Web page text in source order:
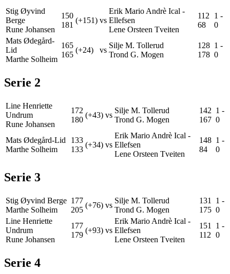
Stig Øyvind
Berge
Rune Johansen
150
181
(+151) vs
Erik Mario Andrè Ical -
Ellefsen
Lene Orsteen Tveiten
112
68
1 -
0
Mats Ødegård-
Lid
Marthe Solheim
165
165
(+24) vs
Silje M. Tollerud
Trond G. Mogen
128
178
1 -
0
Serie 2
Line Henriette
Undrum
Rune Johansen
172
180
(+43) vs
Silje M. Tollerud
Trond G. Mogen
142
167
1 -
0
Mats Ødegård-Lid
Marthe Solheim
133
133
(+34) vs
Erik Mario Andrè Ical -
Ellefsen
Lene Orsteen Tveiten
148
84
1 -
0
Serie 3
Stig Øyvind Berge
Marthe Solheim
177
205
(+76) vs
Silje M. Tollerud
Trond G. Mogen
131
175
1 -
0
Line Henriette
Undrum
Rune Johansen
177
179
(+93) vs
Erik Mario Andrè Ical -
Ellefsen
Lene Orsteen Tveiten
151
112
1 -
0
Serie 4